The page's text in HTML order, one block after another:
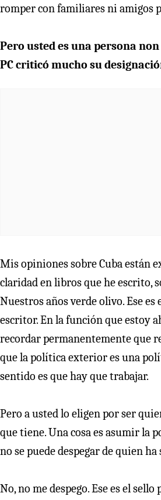
romper con familiares ni amigos
Pero usted es una persona
PC criticó mucho su
Mis opiniones sobre Cuba están
claridad en libros que he escrito,
Nuestros años verde olivo. Ese
escritor. En la función que estoy
recordar permanentemente que
que la política exterior es una
sentido es que hay que trabajar.
Pero a usted lo eligen por ser
que tiene. Una cosa es asumir la
no se puede despegar de quien ha
No, no me despego. Ese es el